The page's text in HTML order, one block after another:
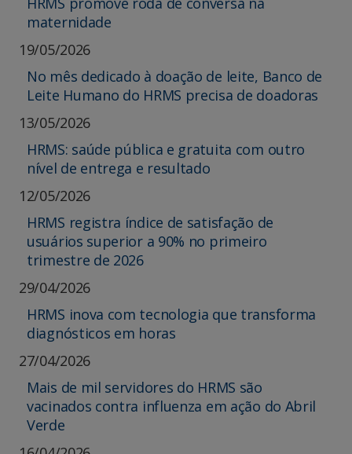
maternidade
19/05/2026
No mês dedicado à doação de leite, Banco de
Leite Humano do HRMS precisa de doadoras
13/05/2026
HRMS: saúde pública e gratuita com outro
nível de entrega e resultado
12/05/2026
HRMS registra índice de satisfação de
usuários superior a 90% no primeiro
trimestre de 2026
29/04/2026
HRMS inova com tecnologia que transforma
diagnósticos em horas
27/04/2026
Mais de mil servidores do HRMS são
vacinados contra influenza em ação do Abril
Verde